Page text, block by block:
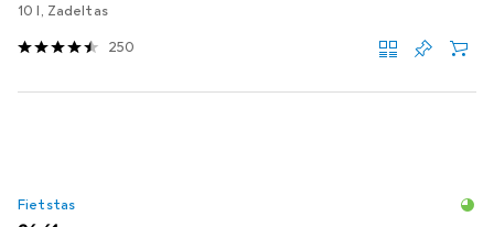
10 l, Zadeltas
250
Fietstas